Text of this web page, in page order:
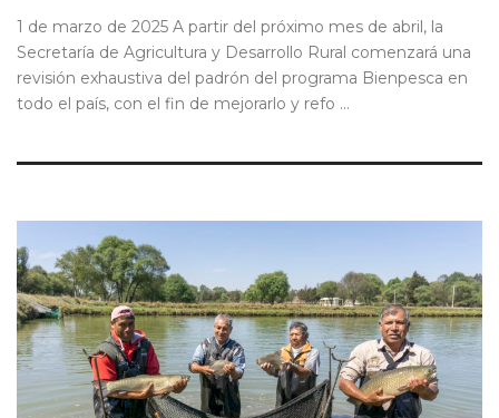
1 de marzo de 2025 A partir del próximo mes de abril, la
Secretaría de Agricultura y Desarrollo Rural comenzará una
revisión exhaustiva del padrón del programa Bienpesca en
todo el país, con el fin de mejorarlo y refo ...